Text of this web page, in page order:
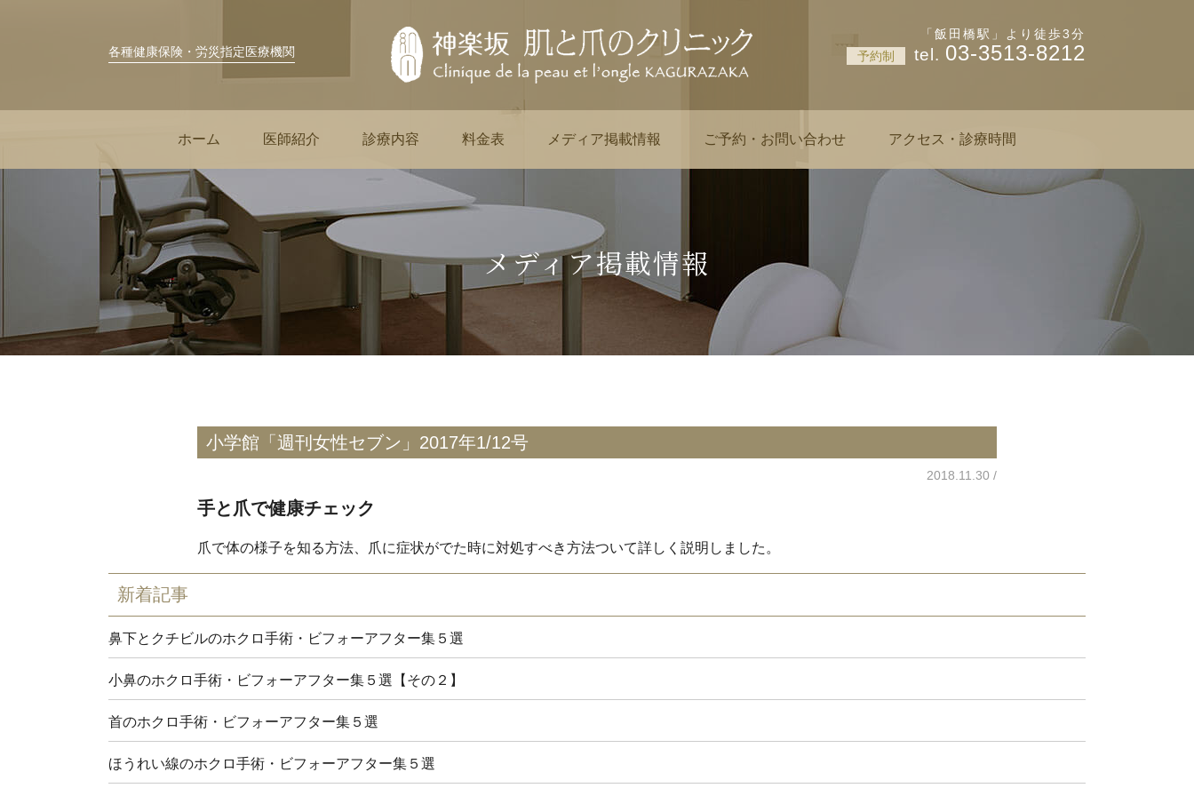
各種健康保険・労災指定医療機関
神楽坂 肌と爪のクリニック「飯田橋駅」より徒歩3分
予約制
03-3513-8212
ホーム 医師紹介 診療内容 料金表 メディア掲載情報 ご予約・お問い合わせ アクセス・診療時間
メディア掲載情報
小学館「週刊女性セブン」2017年1/12号
2018.11.30
手と爪で健康チェック
爪で体の様子を知る方法、爪に症状がでた時に対処すべき方法ついて詳しく説明しました。
新着記事
鼻下とクチビルのホクロ手術・ビフォーアフター集５選
小鼻のホクロ手術・ビフォーアフター集５選【その２】
首のホクロ手術・ビフォーアフター集５選
ほうれい線のホクロ手術・ビフォーアフター集５選